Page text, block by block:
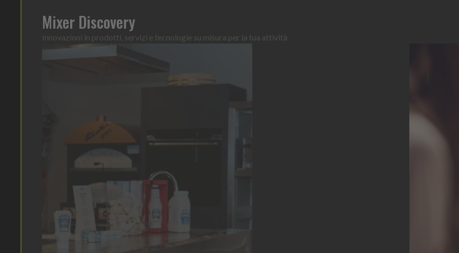
Mixer Discovery
Innovazioni in prodotti, servizi e tecnologie su misura per la tua attività